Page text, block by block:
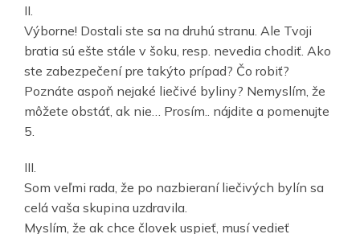
II.
Výborne! Dostali ste sa na druhú stranu. Ale Tvoji
bratia sú ešte stále v šoku, resp. nevedia chodiť. Ako
ste zabezpečení pre takýto prípad? Čo robiť?
Poznáte aspoň nejaké liečivé byliny? Nemyslím, že
môžete obstáť, ak nie… Prosím.. nájdite a pomenujte
5.
III.
Som veľmi rada, že po nazbieraní liečivých bylín sa
celá vaša skupina uzdravila.
Myslím, že ak chce človek uspieť, musí vedieť